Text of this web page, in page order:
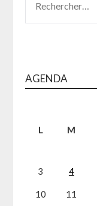
AGENDA
L M
3 4
10 11